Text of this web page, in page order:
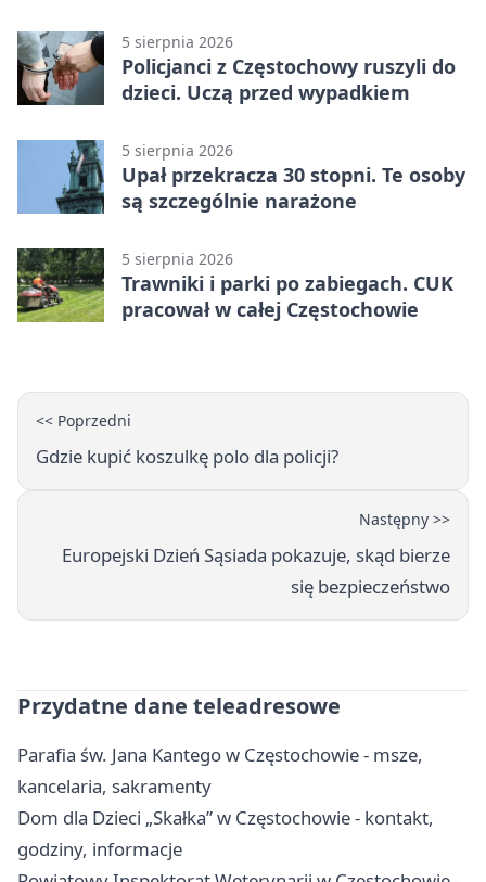
5 sierpnia 2026
Policjanci z Częstochowy ruszyli do
dzieci. Uczą przed wypadkiem
5 sierpnia 2026
Upał przekracza 30 stopni. Te osoby
są szczególnie narażone
5 sierpnia 2026
Trawniki i parki po zabiegach. CUK
pracował w całej Częstochowie
<< Poprzedni
Gdzie kupić koszulkę polo dla policji?
Następny >>
Europejski Dzień Sąsiada pokazuje, skąd bierze
się bezpieczeństwo
Przydatne dane teleadresowe
Parafia św. Jana Kantego w Częstochowie - msze,
kancelaria, sakramenty
Dom dla Dzieci „Skałka” w Częstochowie - kontakt,
godziny, informacje